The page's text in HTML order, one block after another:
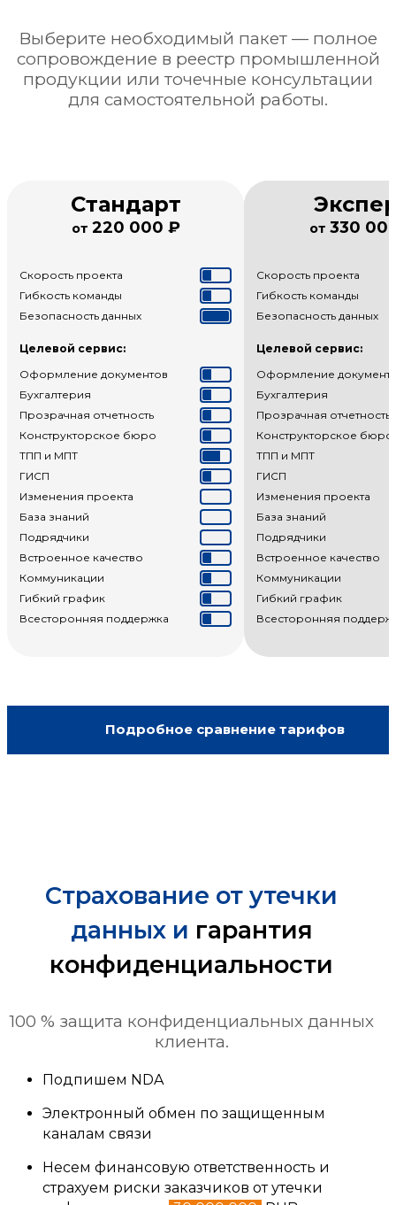
Выберите необходимый пакет — полное
сопровождение в реестр промышленной
продукции или точечные консультации
для самостоятельной работы.
Стандарт
от 220 000 ₽
Скорость проекта
Гибкость команды
Безопасность данных
Целевой сервис:
Оформление документов
Бухгалтерия
Прозрачная отчетность
Конструкторское бюро
ТПП и МПТ
ГИСП
Изменения проекта
База знаний
Подрядчики
Встроенное качество
Коммуникации
Гибкий график
Всесторонняя поддержка
от 330
Скорость проекта
Гибкость команды
Безопасность данных
Целевой сервис:
Оформление
Бухгалтерия
Прозрачная отчетность
Конструкторское бюро
ТПП и МПТ
ГИСП
Изменения проекта
База знаний
Подрядчики
Встроенное качество
Коммуникации
Гибкий график
Всесторонняя
Подробное сравнение тарифов
Страхование от утечки
данных и гарантия
конфиденциальности
100 % защита конфиденциальных данных
клиента.
Подпишем NDA
Электронный обмен по защищенным
каналам связи
Несем финансовую ответственность и
страхуем риски заказчиков от утечки